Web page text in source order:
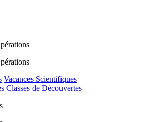
Vacances Scientifiques
Classes de Découvertes